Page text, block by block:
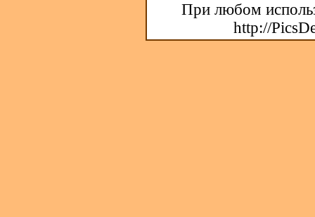
При любом
http://